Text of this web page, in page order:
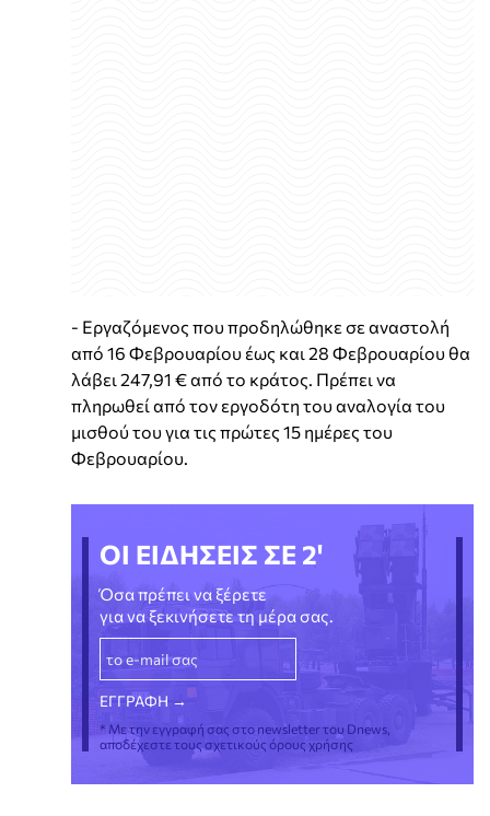
- Εργαζόμενος που προδηλώθηκε σε αναστολή
από 16 Φεβρουαρίου έως και 28 Φεβρουαρίου θα
λάβει 247,91 € από το κράτος. Πρέπει να
πληρωθεί από τον εργοδότη του αναλογία του
μισθού του για τις πρώτες 15 ημέρες του
Φεβρουαρίου.
ΟΙ ΕΙΔΗΣΕΙΣ ΣΕ 2'
Όσα πρέπει να ξέρετε
για να ξεκινήσετε τη μέρα σας.
* Με την εγγραφή σας στο newsletter του Dnews,
αποδέχεστε τους σχετικούς όρους χρήσης